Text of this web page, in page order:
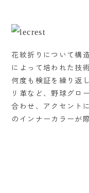
花紋折りについて構
によって培われた技
何度も検証を繰り返
リ革など、野球グロ
合わせ、アクセント
のインナーカラーが